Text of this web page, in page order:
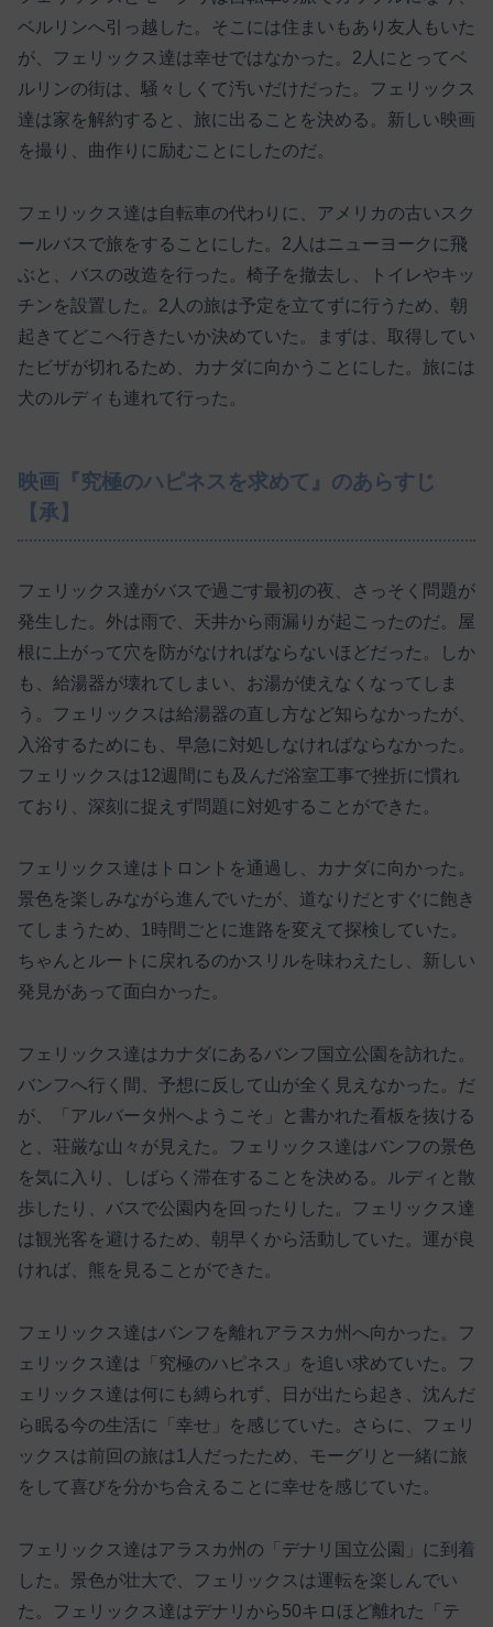
ベルリンへ引っ越した。そこには住まいもあり友人もいた
が、フェリックス達は幸せではなかった。2人にとってベ
ルリンの街は、騒々しくて汚いだけだった。フェリックス
達は家を解約すると、旅に出ることを決める。新しい映画
を撮り、曲作りに励むことにしたのだ。
フェリックス達は自転車の代わりに、アメリカの古いスク
ールバスで旅をすることにした。2人はニューヨークに飛
ぶと、バスの改造を行った。椅子を撤去し、トイレやキッ
チンを設置した。2人の旅は予定を立てずに行うため、朝
起きてどこへ行きたいか決めていた。まずは、取得してい
たビザが切れるため、カナダに向かうことにした。旅には
犬のルディも連れて行った。
映画『究極のハピネスを求めて』のあらすじ
【承】
フェリックス達がバスで過ごす最初の夜、さっそく問題が
発生した。外は雨で、天井から雨漏りが起こったのだ。屋
根に上がって穴を防がなければならないほどだった。しか
も、給湯器が壊れてしまい、お湯が使えなくなってしま
う。フェリックスは給湯器の直し方など知らなかったが、
入浴するためにも、早急に対処しなければならなかった。
フェリックスは12週間にも及んだ浴室工事で挫折に慣れ
ており、深刻に捉えず問題に対処することができた。
フェリックス達はトロントを通過し、カナダに向かった。
景色を楽しみながら進んでいたが、道なりだとすぐに飽き
てしまうため、1時間ごとに進路を変えて探検していた。
ちゃんとルートに戻れるのかスリルを味わえたし、新しい
発見があって面白かった。
フェリックス達はカナダにあるバンフ国立公園を訪れた。
バンフへ行く間、予想に反して山が全く見えなかった。だ
が、「アルバータ州へようこそ」と書かれた看板を抜ける
と、荘厳な山々が見えた。フェリックス達はバンフの景色
を気に入り、しばらく滞在することを決める。ルディと散
歩したり、バスで公園内を回ったりした。フェリックス達
は観光客を避けるため、朝早くから活動していた。運が良
ければ、熊を見ることができた。
フェリックス達はバンフを離れアラスカ州へ向かった。フ
ェリックス達は「究極のハピネス」を追い求めていた。フ
ェリックス達は何にも縛られず、日が出たら起き、沈んだ
ら眠る今の生活に「幸せ」を感じていた。さらに、フェリ
ックスは前回の旅は1人だったため、モーグリと一緒に旅
をして喜びを分かち合えることに幸せを感じていた。
フェリックス達はアラスカ州の「デナリ国立公園」に到着
した。景色が壮大で、フェリックスは運転を楽しんでい
た。フェリックス達はデナリから50キロほど離れた「テ